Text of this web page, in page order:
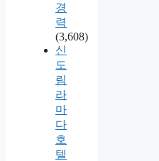
경
력
(3,608)
신
도
림
라
마
다
호
텔